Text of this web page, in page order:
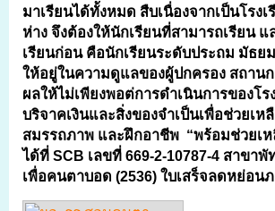
มาเรียนได้ทั้งหมด สืบเนื่องจากเป็นโรง
ห่าง จึงต้องให้นักเรียนที่สามารถเรียน
เรียนก่อน คือนักเรียนระดับประถม มัธ
ให้อยู่ในความดูแลของผู้ปกครอง สถาน
ผลให้ไม่เพียงพอต่การดำเนินการของโ
บริจาคเงินและสิ่งของจำเป็นเพื่อช่วยเ
สมรรถภาพ และฝึกอาชีพ “พร้อมช่วยเ
ได้ที่ SCB เลขที่ 669-2-10787-4 สาขา
เพื่อคนตาบอด (2536) ใบเสร็จลดหย่อน